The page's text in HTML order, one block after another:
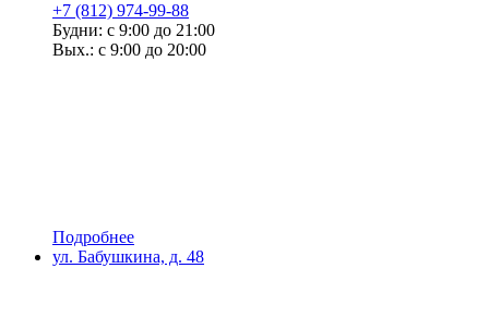
+7 (812) 974-99-88
Будни: с 9:00 до 21:00
Вых.: с 9:00 до 20:00
Подробнее
ул. Бабушкина, д. 48